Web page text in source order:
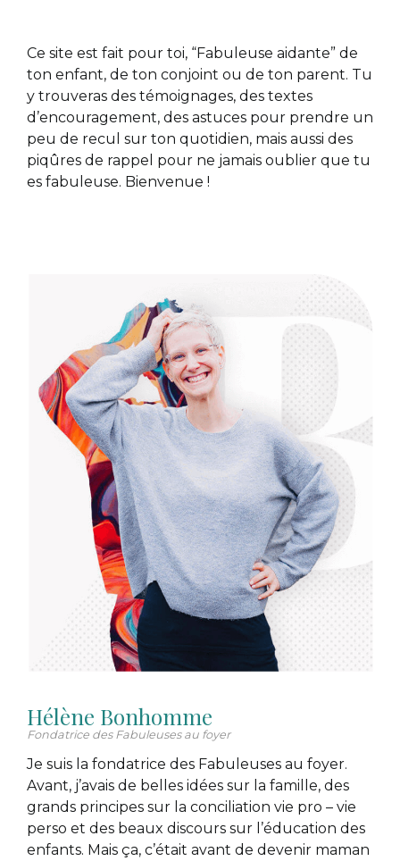
Ce site est fait pour toi, “Fabuleuse aidante” de
ton enfant, de ton conjoint ou de ton parent. Tu
y trouveras des témoignages, des textes
d’encouragement, des astuces pour prendre un
peu de recul sur ton quotidien, mais aussi des
piqûres de rappel pour ne jamais oublier que tu
es fabuleuse. Bienvenue !
Hélène Bonhomme
Fondatrice des Fabuleuses au foyer
Je suis la fondatrice des Fabuleuses au foyer.
Avant, j’avais de belles idées sur la famille, des
grands principes sur la conciliation vie pro – vie
perso et des beaux discours sur l’éducation des
enfants. Mais ça, c’était avant de devenir maman